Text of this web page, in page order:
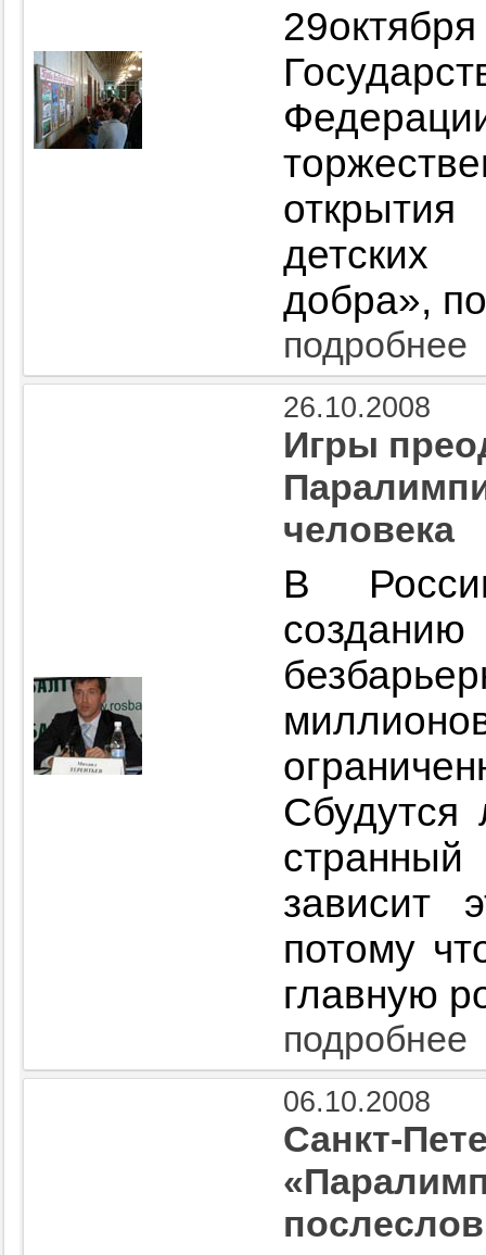
открытия
добра»,
подробнее
26.10.2008
Игры
человека
В
Сбудутся
зависит
потому
главную
подробнее
06.10.2008
Санкт-